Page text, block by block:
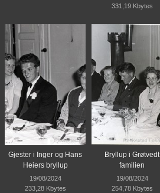
331,19 Kbytes
Gjester i Inger og Hans
Heiers bryllup
19/08/2024
233,28 Kbytes
Bryllup i Grøtvedt
familien
19/08/2024
254,78 Kbytes